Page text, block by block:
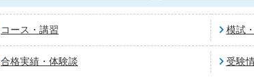
コース・講習 模試
合格実績・体験談 受験